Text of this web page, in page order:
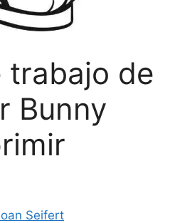
trabajo de
Bunny
Seifert